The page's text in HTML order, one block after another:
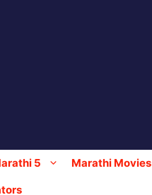
5 Marathi Movies